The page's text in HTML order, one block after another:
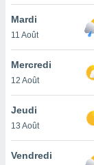
ainsi
un
la
du
en
Mardi
11 Août
Mercredi
12 Août
Jeudi
13 Août
Vendredi